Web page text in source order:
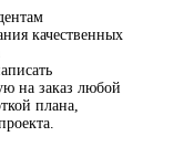
качественных
на заказ любой
плана,